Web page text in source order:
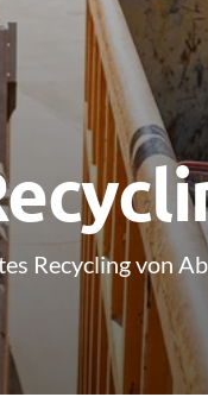
Recycling von